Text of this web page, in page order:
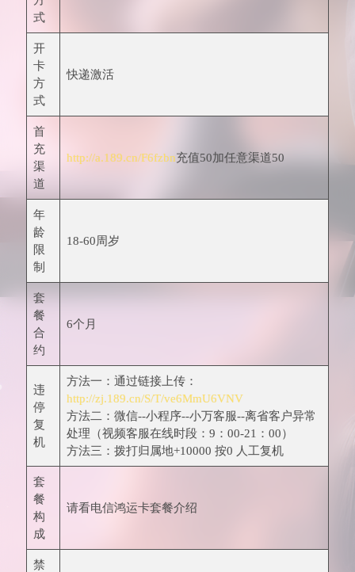
式
开
卡
方
式
快递激活
首
充
渠
道
http://a.189.cn/F6fzbn充值50加任意渠道50
年
龄
限
制
18-60周岁
套
餐
合
约
6个月
违
停
复
机
方法一：通过链接上传：
http://zj.189.cn/S/T/ve6MmU6VNV
方法二：微信--小程序--小万客服--离省客户异常
处理（视频客服在线时段：9：00-21：00）
方法三：拨打归属地+10000 按0 人工复机
套
餐
构
成
请看电信鸿运卡套餐介绍
禁